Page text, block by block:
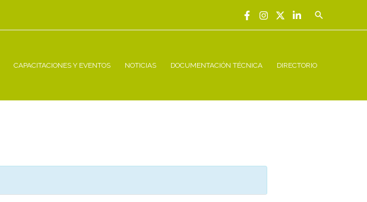
Buscar
CAPACITACIONES Y EVENTOS NOTICIAS DOCUMENTACIÓN TÉCNICA DIRECTORIO